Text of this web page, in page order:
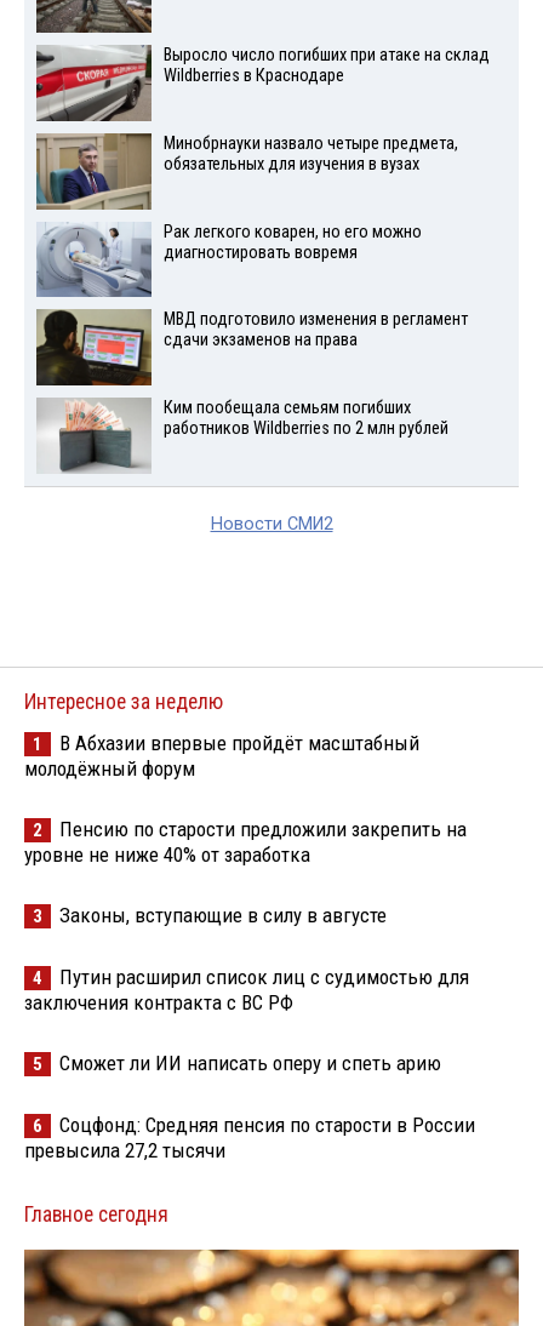
Выросло число погибших при атаке на склад
Wildberries в Краснодаре
Минобрнауки назвало четыре предмета,
обязательных для изучения в вузах
Рак легкого коварен, но его можно
диагностировать вовремя
МВД подготовило изменения в регламент
сдачи экзаменов на права
Ким пообещала семьям погибших
работников Wildberries по 2 млн рублей
Новости СМИ2
Интересное за неделю
1
В Абхазии впервые пройдёт масштабный
молодёжный форум
2
Пенсию по старости предложили закрепить на
уровне не ниже 40% от заработка
3 Законы, вступающие в силу в августе
4
Путин расширил список лиц с судимостью для
заключения контракта с ВС РФ
5 Сможет ли ИИ написать оперу и спеть арию
6
Соцфонд: Средняя пенсия по старости в России
превысила 27,2 тысячи
Главное сегодня